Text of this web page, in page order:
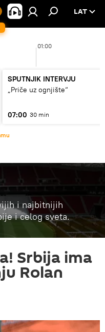
LAT
01:00
SPUTNJIK INTERVJU
„Priče uz ognjište“
07:00 30 min
i najbitnijih
i celog sveta.
Srbija ima
Rolan